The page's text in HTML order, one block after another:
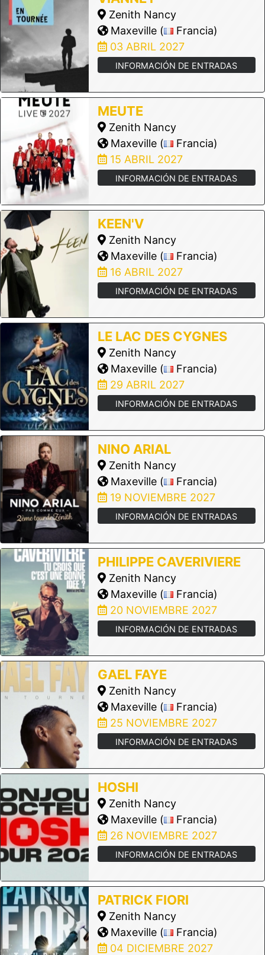
Zenith Nancy
Maxeville (
Francia)
03 ABRIL 2027
INFORMACIÓN DE ENTRADAS
MEUTE
Zenith Nancy
Maxeville (
Francia)
15 ABRIL 2027
INFORMACIÓN DE ENTRADAS
KEEN'V
Zenith Nancy
Maxeville (
Francia)
16 ABRIL 2027
INFORMACIÓN DE ENTRADAS
LE LAC DES CYGNES
Zenith Nancy
Maxeville (
Francia)
29 ABRIL 2027
INFORMACIÓN DE ENTRADAS
NINO ARIAL
Zenith Nancy
Maxeville (
Francia)
19 NOVIEMBRE 2027
INFORMACIÓN DE ENTRADAS
PHILIPPE CAVERIVIERE
Zenith Nancy
Maxeville (
Francia)
20 NOVIEMBRE 2027
INFORMACIÓN DE ENTRADAS
GAEL FAYE
Zenith Nancy
Maxeville (
Francia)
25 NOVIEMBRE 2027
INFORMACIÓN DE ENTRADAS
HOSHI
Zenith Nancy
Maxeville (
Francia)
26 NOVIEMBRE 2027
INFORMACIÓN DE ENTRADAS
PATRICK FIORI
Zenith Nancy
Maxeville (
Francia)
04 DICIEMBRE 2027